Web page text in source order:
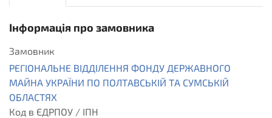
Інформація про замовника
Замовник
РЕГІОНАЛЬНЕ ВІДДІЛЕННЯ ФОНДУ ДЕРЖАВНОГО
МАЙНА УКРАЇНИ ПО ПОЛТАВСЬКІЙ ТА СУМСЬКІЙ
ОБЛАСТЯХ
Код в ЄДРПОУ / ІПН